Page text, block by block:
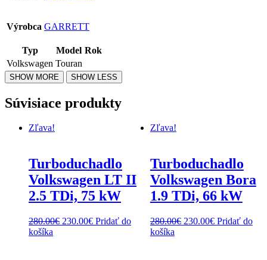
Výrobca GARRETT
Typ Model Rok
Volkswagen Touran
Súvisiace produkty
Zľava!
Turboduchadlo
Volkswagen LT II
2.5 TDi, 75 kW
280.00€ Original
230.00€Current
Pridať do
košíka
Zľava!
Turboduchadlo
Volkswagen Bora
1.9 TDi, 66 kW
280.00€ Original
230.00€Current
Pridať do
košíka